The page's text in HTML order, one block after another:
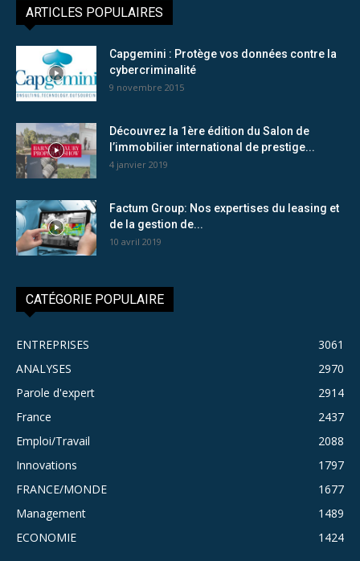
ARTICLES POPULAIRES
Capgemini : Protège vos données contre la
cybercriminalité
9 novembre 2015
Découvrez la 1ère édition du Salon de
l’immobilier international de prestige...
4 janvier 2019
Factum Group: Nos expertises du leasing et
de la gestion de...
10 avril 2019
CATÉGORIE POPULAIRE
ENTREPRISES
3061
ANALYSES
2970
Parole d'expert
2914
France
2437
Emploi/Travail
2088
Innovations
1797
FRANCE/MONDE
1677
Management
1489
ECONOMIE
1424